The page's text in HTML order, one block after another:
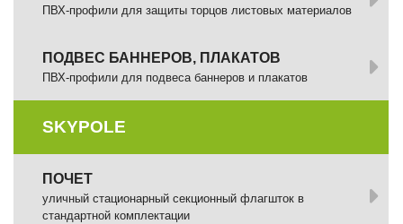
ПВХ-профили для защиты торцов листовых материалов
ПОДВЕС БАННЕРОВ, ПЛАКАТОВ
ПВХ-профили для подвеса баннеров и плакатов
SKYPOLE
ПОЧЕТ
уличный стационарный секционный флагшток в
стандартной комплектации